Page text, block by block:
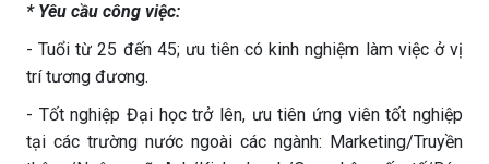
* Yêu cầu công việc:
- Tuổi từ 25 đến 45; ưu tiên có kinh nghiệm làm việc ở vị
trí tương đương.
- Tốt nghiệp Đại học trở lên, ưu tiên ứng viên tốt nghiệp
tại các trường nước ngoài các ngành: Marketing/Truyền